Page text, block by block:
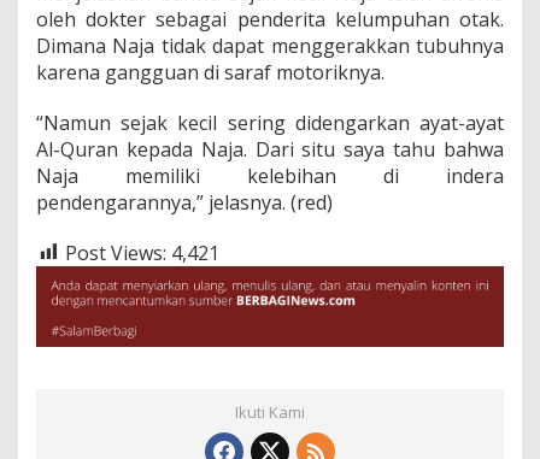
oleh dokter sebagai penderita kelumpuhan otak.
Dimana Naja tidak dapat menggerakkan tubuhnya
karena gangguan di saraf motoriknya.
“Namun sejak kecil sering didengarkan ayat-ayat
Al-Quran kepada Naja. Dari situ saya tahu bahwa
Naja memiliki kelebihan di indera
pendengarannya,” jelasnya. (red)
Post Views: 4,421
Ikuti Kami